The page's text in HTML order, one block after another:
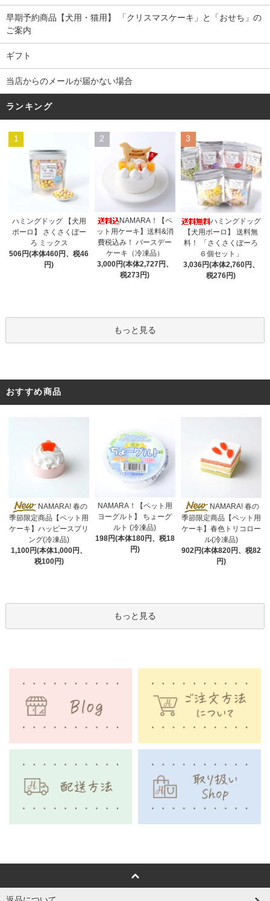
早期予約商品【犬用・猫用】 「クリスマスケーキ」と「おせち」の
ご案内
ギフト
当店からのメールが届かない場合
ランキング
1
ハミングドッグ 【犬用
ボーロ】 さくさくぼー
ろ ミックス
506円(本体460円、税46
円)
2
NAMARA！【ペ
ット用ケーキ】送料&消
費税込み！ バースデー
ケーキ（冷凍品）
3,000円(本体2,727円、
税273円)
3
ハミングドッグ
【犬用ボーロ】 送料無
料！ 「さくさくぼーろ
６個セット」
3,036円(本体2,760円、
税276円)
もっと見る
おすすめ商品
NAMARA! 春の
季節限定商品【ペット用
ケーキ】ハッピースプリ
ング(冷凍品)
1,100円(本体1,000円、
税100円)
NAMARA！【ペット用
ヨーグルト】 ちょーグ
ルト (冷凍品)
198円(本体180円、税18
円)
NAMARA! 春の
季節限定商品【ペット用
ケーキ】春色トリコロー
ル(冷凍品)
902円(本体820円、税82
円)
もっと見る